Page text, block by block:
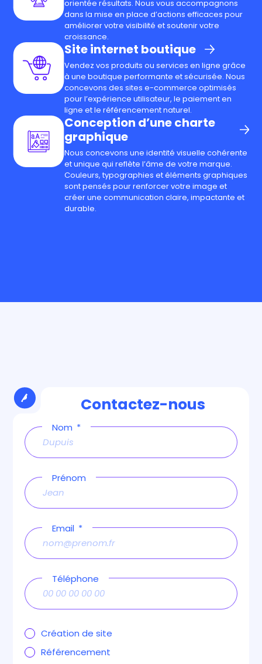
orientée résultats. Nous vous accompagnons
dans la mise en place d’actions efficaces pour
améliorer votre visibilité et soutenir votre
croissance.
Site internet boutique
Vendez vos produits ou services en ligne grâce
à une boutique performante et sécurisée. Nous
concevons des sites e-commerce optimisés
pour l’expérience utilisateur, le paiement en
ligne et le référencement naturel.
Conception d’une charte
graphique
Nous concevons une identité visuelle cohérente
et unique qui reflète l’âme de votre marque.
Couleurs, typographies et éléments graphiques
sont pensés pour renforcer votre image et
créer une communication claire, impactante et
durable.
Contactez-nous
Nom
Prénom
Email
Téléphone
Création de site
Référencement